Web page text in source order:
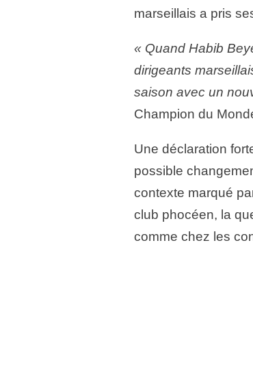
marseillais a pris
« Quand Habib
dirigeants
saison avec un
Champion du
Une déclaration
possible
contexte marqué
club phocéen, la
comme chez les